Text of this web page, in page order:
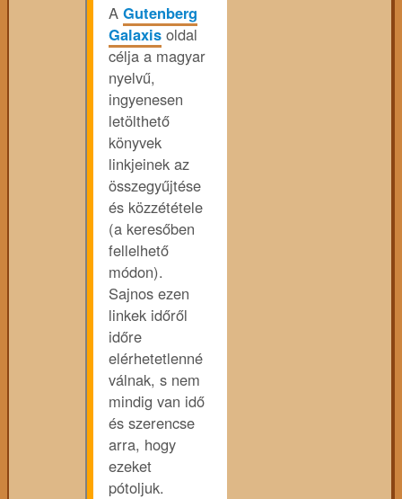
A Gutenberg
Galaxis oldal
célja a magyar
nyelvű,
ingyenesen
letölthető
könyvek
linkjeinek az
összegyűjtése
és közzététele
(a keresőben
fellelhető
módon).
Sajnos ezen
linkek időről
időre
elérhetetlenné
válnak, s nem
mindig van idő
és szerencse
arra, hogy
ezeket
pótoljuk.